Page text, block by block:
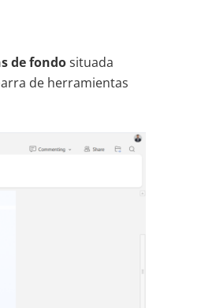
de fondosituada
de herramientas